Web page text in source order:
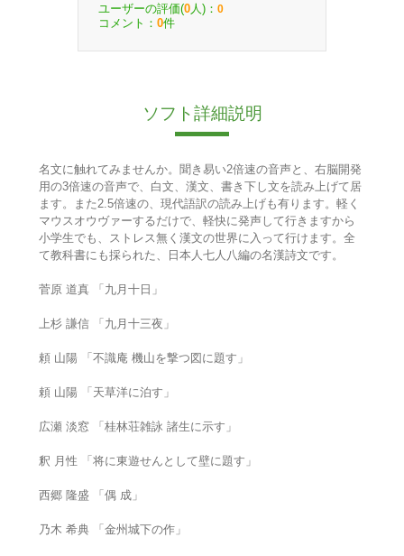
ユーザーの評価(0 人)： 0
コメント： 0件
ソフト詳細説明
名文に触れてみませんか。聞き易い2倍速の音声と、右脳開発
用の3倍速の音声で、白文、漢文、書き下し文を読み上げて居
ます。また2.5倍速の、現代語訳の読み上げも有ります。軽く
マウスオウヴァーするだけで、軽快に発声して行きますから
小学生でも、ストレス無く漢文の世界に入って行けます。全
て教科書にも採られた、日本人七人八編の名漢詩文です。
菅原 道真 「九月十日」
上杉 謙信 「九月十三夜」
頼 山陽 「不識庵 機山を撃つ図に題す」
頼 山陽 「天草洋に泊す」
広瀬 淡窓 「桂林荘雑詠 諸生に示す」
釈 月性 「将に東遊せんとして壁に題す」
西郷 隆盛 「偶 成」
乃木 希典 「金州城下の作」